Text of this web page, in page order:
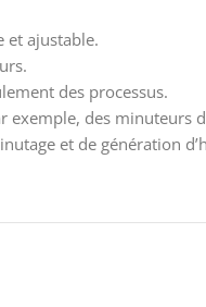
et ajustable.
des processus.
exemple, des minuteurs
et de génération